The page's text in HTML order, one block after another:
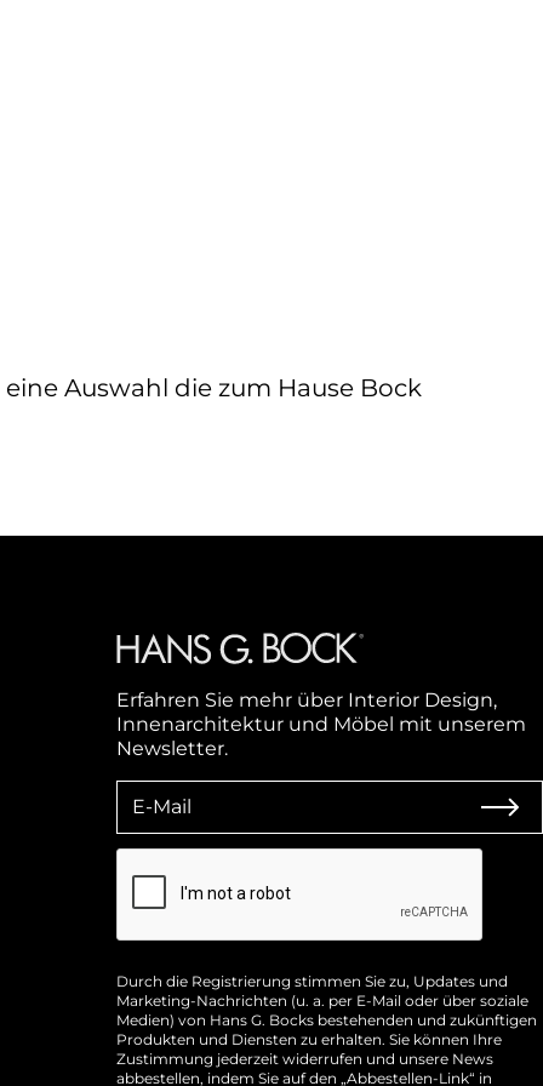
Auswahl die zum Hause Bock
Erfahren Sie mehr über Interior Design,
Innenarchitektur und Möbel mit unserem
Newsletter.
Durch die Registrierung stimmen Sie zu, Updates und
Marketing-Nachrichten (u. a. per E-Mail oder über soziale
Medien) von Hans G. Bocks bestehenden und zukünftigen
Produkten und Diensten zu erhalten. Sie können Ihre
Zustimmung jederzeit widerrufen und unsere News
abbestellen, indem Sie auf den „Abbestellen-Link“ in